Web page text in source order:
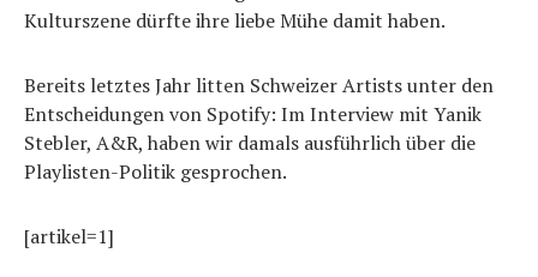
Kulturszene dürfte ihre liebe Mühe damit haben.
Bereits letztes Jahr litten Schweizer Artists unter den
Entscheidungen von Spotify: Im Interview mit Yanik
Stebler, A&R, haben wir damals ausführlich über die
Playlisten-Politik gesprochen.
[artikel=1]